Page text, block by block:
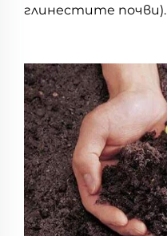
глинестите почви).